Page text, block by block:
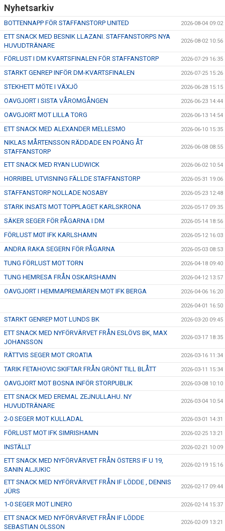
Nyhetsarkiv
BOTTENNAPP FÖR STAFFANSTORP UNITED 2026-08-04 09:02
ETT SNACK MED BESNIK LLAZANI. STAFFANSTORPS NYA
HUVUDTRÄNARE
2026-08-02 10:56
FÖRLUST I DM KVARTSFINALEN FÖR STAFFANSTORP 2026-07-29 16:35
STARKT GENREP INFÖR DM-KVARTSFINALEN 2026-07-25 15:26
STEKHETT MÖTE I VÄXJÖ 2026-06-28 15:15
OAVGJORT I SISTA VÅROMGÅNGEN 2026-06-23 14:44
OAVGJORT MOT LILLA TORG 2026-06-13 14:54
ETT SNACK MED ALEXANDER MELLESMO 2026-06-10 15:35
NIKLAS MÅRTENSSON RÄDDADE EN POÄNG ÅT
STAFFANSTORP
2026-06-08 08:55
ETT SNACK MED RYAN LUDWICK 2026-06-02 10:54
HORRIBEL UTVISNING FÄLLDE STAFFANSTORP 2026-05-31 19:06
STAFFANSTORP NOLLADE NOSABY 2026-05-23 12:48
STARK INSATS MOT TOPPLAGET KARLSKRONA 2026-05-17 09:35
SÄKER SEGER FÖR PÅGARNA I DM 2026-05-14 18:56
FÖRLUST M0T IFK KARLSHAMN 2026-05-12 16:03
ANDRA RAKA SEGERN FÖR PÅGARNA 2026-05-03 08:53
TUNG FÖRLUST MOT TORN 2026-04-18 09:40
TUNG HEMRESA FRÅN OSKARSHAMN 2026-04-12 13:57
OAVGJORT I HEMMAPREMIÄREN MOT IFK BERGA 2026-04-06 16:20
2026-04-01 16:50
STARKT GENREP MOT LUNDS BK 2026-03-20 09:45
ETT SNACK MED NYFÖRVÄRVET FRÅN ESLÖVS BK, MAX
JOHANSSON
2026-03-17 18:35
RÄTTVIS SEGER MOT CROATIA 2026-03-16 11:34
TARIK FETAHOVIC SKIFTAR FRÅN GRÖNT TILL BLÅTT 2026-03-11 15:34
OAVGJORT MOT BOSNA INFÖR STORPUBLIK 2026-03-08 10:10
ETT SNACK MED EREMAL ZEJNULLAHU. NY
HUVUDTRÄNARE
2026-03-04 10:54
2-0 SEGER MOT KULLADAL 2026-03-01 14:31
FÖRLUST MOT IFK SIMRISHAMN 2026-02-25 13:21
INSTÄLLT 2026-02-21 10:09
ETT SNACK MED NYFÖRVÄRVET FRÅN ÖSTERS IF U 19,
SANIN ALJUKIC
2026-02-19 15:16
ETT SNACK MED NYFÖRVÄRVET FRÅN IF LÖDDE , DENNIS
JÜRS
2026-02-17 09:44
1-0 SEGER MOT LINERO 2026-02-14 15:37
ETT SNACK MED NYFÖRVÄRVET FRÅN IF LÖDDE
SEBASTIAN OLSSON
2026-02-09 13:21